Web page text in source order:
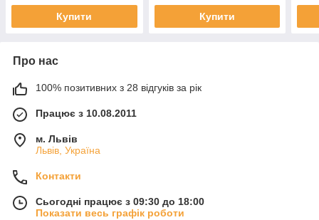
Купити Купити
Про нас
100% позитивних з 28 відгуків за рік
Працює з 10.08.2011
м. Львів
Львів, Україна
Контакти
Сьогодні працює з 09:30 до 18:00
Показати весь графік роботи